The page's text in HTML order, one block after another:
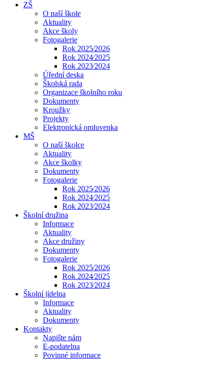
ZŠ
O naší škole
Aktuality
Akce školy
Fotogalerie
Rok 2025⁄2026
Rok 2024⁄2025
Rok 2023⁄2024
Úřední deska
Školská rada
Organizace školního roku
Dokumenty
Kroužky
Projekty
Elektronická omluvenka
MŠ
O naší školce
Aktuality
Akce školky
Dokumenty
Fotogalerie
Rok 2025⁄2026
Rok 2024⁄2025
Rok 2023⁄2024
Školní družina
Informace
Aktuality
Akce družiny
Dokumenty
Fotogalerie
Rok 2025⁄2026
Rok 2024⁄2025
Rok 2023⁄2024
Školní jídelna
Informace
Aktuality
Dokumenty
Kontakty
Napište nám
E-podatelna
Povinné informace